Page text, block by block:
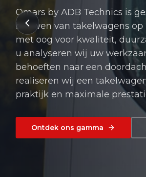
Omars by ADB Technics is
bouwen van takelwagens
met oog voor kwaliteit,
u analyseren wij uw
behoeften naar een
realiseren wij een
praktijk en maximale
Ontdek ons gamma